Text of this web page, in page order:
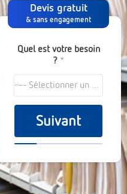
Devis gratuit
& sans engagement
Quel est votre besoin
? *
--- Sélectionner un choix ---
Suivant